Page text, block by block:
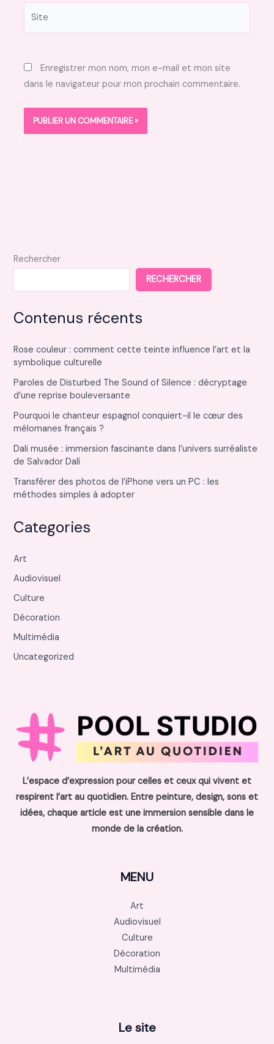
Enregistrer mon nom, mon e-mail et mon site
dans le navigateur pour mon prochain commentaire.
Rechercher
RECHERCHER
Contenus récents
Rose couleur : comment cette teinte influence l’art et la
symbolique culturelle
Paroles de Disturbed The Sound of Silence : décryptage
d’une reprise bouleversante
Pourquoi le chanteur espagnol conquiert-il le cœur des
mélomanes français ?
Dali musée : immersion fascinante dans l’univers surréaliste
de Salvador Dalí
Transférer des photos de l’iPhone vers un PC : les
méthodes simples à adopter
Categories
Art
Audiovisuel
Culture
Décoration
Multimédia
Uncategorized
L’espace d’expression pour celles et ceux qui vivent et
respirent l’art au quotidien. Entre peinture, design, sons et
idées, chaque article est une immersion sensible dans le
monde de la création.
MENU
Art
Audiovisuel
Culture
Décoration
Multimédia
Le site